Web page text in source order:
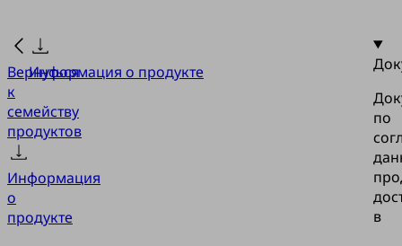
Вернуться
к
семейству
продуктов
Информация
о
продукте
Информация о продукте
по
в